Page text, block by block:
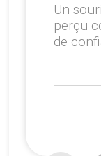
Un
perçu
de